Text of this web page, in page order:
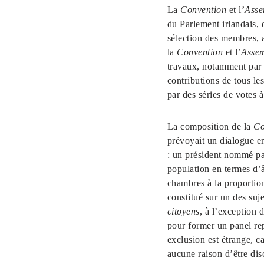
La Convention et l’
du Parlement irlandais,
sélection des
la Convention et l’
travaux, notamment
contributions de tous
par des séries de votes
La composition de la
prévoyait un dialogue
: un président nommé
population en termes
chambres à la
constitué sur un des
citoyens, à l’exception
pour former un panel
exclusion est étrange,
aucune raison d’être